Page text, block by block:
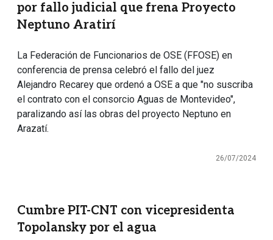
por fallo judicial que frena Proyecto
Neptuno Aratirí
La Federación de Funcionarios de OSE (FFOSE) en
conferencia de prensa celebró el fallo del juez
Alejandro Recarey que ordenó a OSE a que "no suscriba
el contrato con el consorcio Aguas de Montevideo",
paralizando así las obras del proyecto Neptuno en
Arazatí.
26/07/2024
Cumbre PIT-CNT con vicepresidenta
Topolansky por el agua